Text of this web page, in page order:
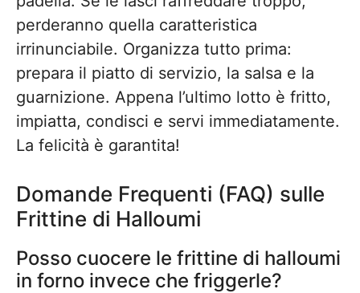
perderanno quella caratteristica
irrinunciabile. Organizza tutto prima:
prepara il piatto di servizio, la salsa e la
guarnizione. Appena l’ultimo lotto è fritto,
impiatta, condisci e servi immediatamente.
La felicità è garantita!
Domande Frequenti (FAQ) sulle
Frittine di Halloumi
Posso cuocere le frittine di halloumi
in forno invece che friggerle?